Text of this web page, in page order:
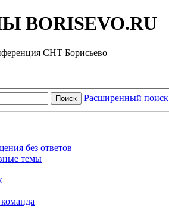
BORISEVO.RU
СНТ Борисьево
Поиск Расширенный поиск
без ответов
темы